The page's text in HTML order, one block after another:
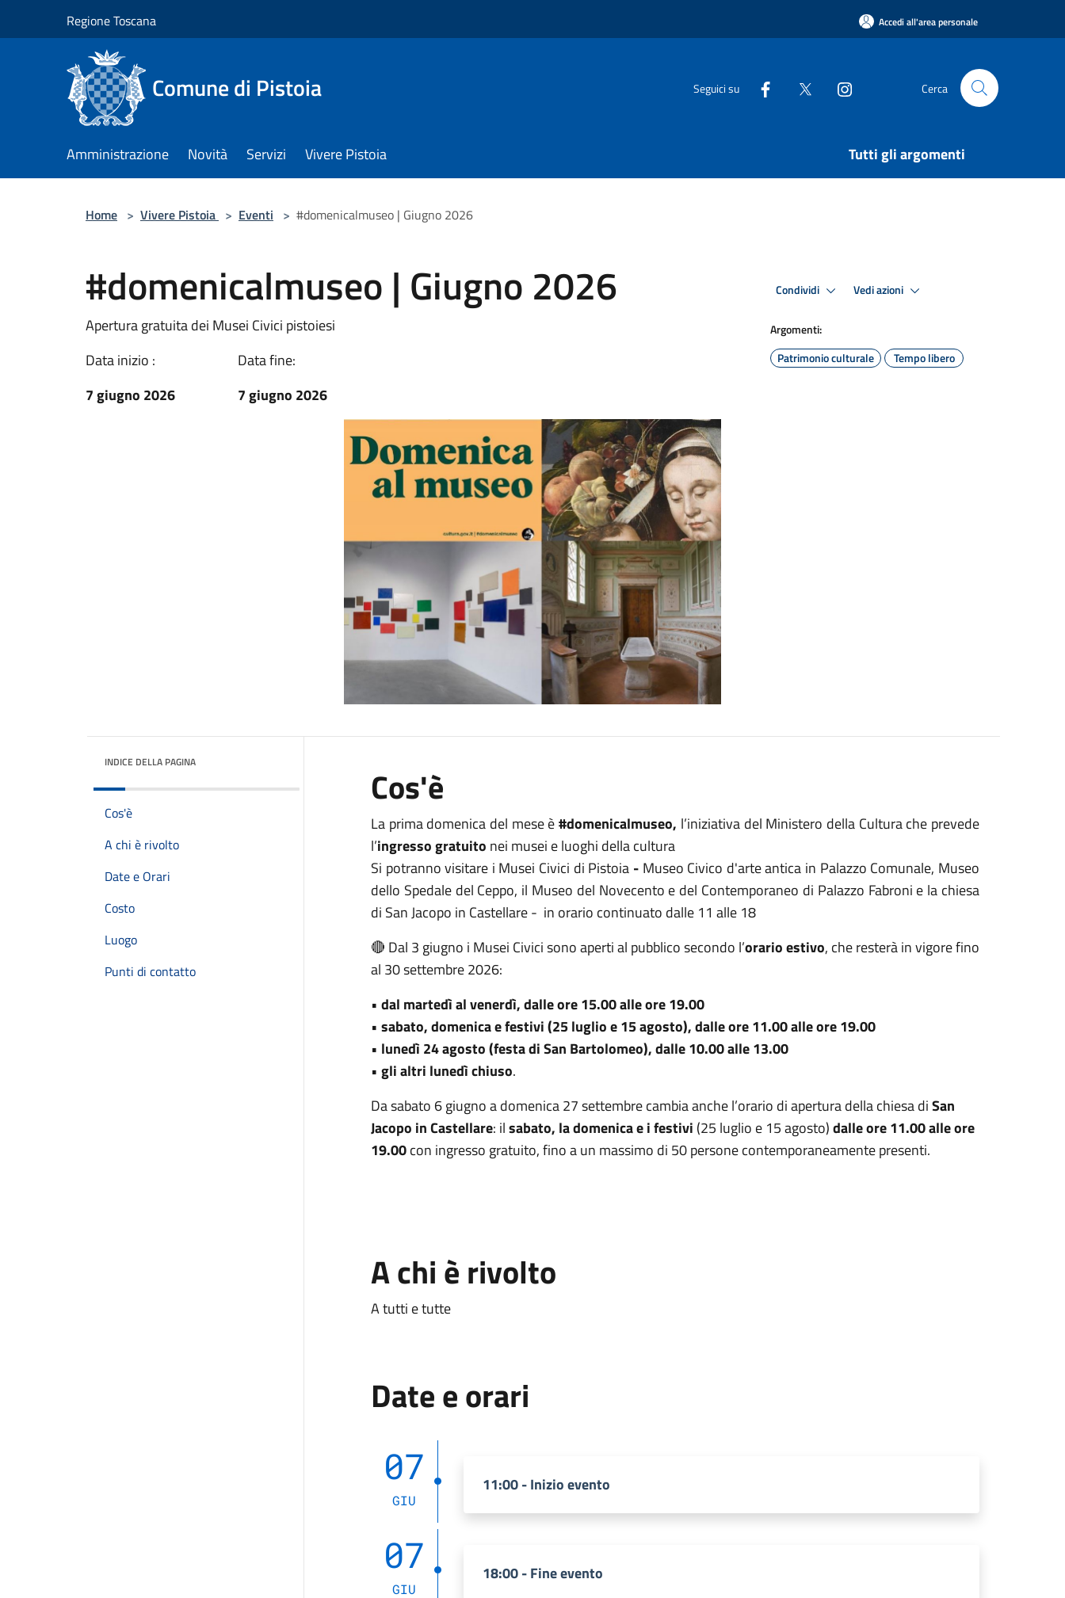
Regione Toscana Accedi all'area personale
Comune di Pistoia Seguici su Cerca
Amministrazione Novità Servizi Vivere Pistoia Tutti gli argomenti
Home > Vivere Pistoia > Eventi > #domenicalmuseo | Giugno 2026
#domenicalmuseo | Giugno 2026
Apertura gratuita dei Musei Civici pistoiesi
Data inizio :
7 giugno 2026
Data fine:
7 giugno 2026
Condividi Vedi azioni
Argomenti:
Patrimonio culturale
Tempo libero
INDICE DELLA PAGINA
Cos'è
A chi è rivolto
Date e Orari
Costo
Luogo
Punti di contatto
Cos'è
La prima domenica del mese è#domenicalmuseo, l’iniziativa del Ministero della Cultura che prevede
l’ingresso gratuito nei musei e luoghi della cultura
Si potranno visitare i Musei Civici di Pistoia - Museo Civico d'arte antica in Palazzo Comunale, Museo
dello Spedale del Ceppo, il Museo del Novecento e del Contemporaneo di Palazzo Fabroni e la chiesa
di San Jacopo in Castellare - in orario continuato dalle 11 alle 18
🔴 Dal 3 giugno i Musei Civici sono aperti al pubblico secondo l’orario estivo, che resterà in vigore fino
al 30 settembre 2026:
• dal martedì al venerdì, dalle ore 15.00 alle ore 19.00
• sabato, domenica e festivi (25 luglio e 15 agosto), dalle ore 11.00 alle ore 19.00
• lunedì 24 agosto (festa di San Bartolomeo), dalle 10.00 alle 13.00
• gli altri lunedì chiuso.
Da sabato 6 giugno a domenica 27 settembre cambia anche l’orario di apertura della chiesa diSan
Jacopo in Castellare: ilsabato, la domenica e i festivi (25 luglio e 15 agosto)dalle ore 11.00 alle ore
19.00con ingresso gratuito, fino a un massimo di 50 persone contemporaneamente presenti.
A chi è rivolto
A tutti e tutte
Date e orari
07
GIU
11:00 - Inizio evento
07
GIU
18:00 - Fine evento